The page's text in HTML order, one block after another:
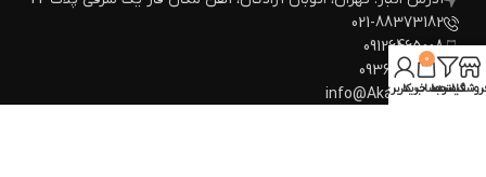
021-88373182
09126465008
09360672964
info@Akazh.comفیلترها
0
سبد خرید
حساب کاربری من